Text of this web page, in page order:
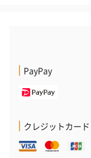
プレミアムビール イネ
PayPay
クレジットカード